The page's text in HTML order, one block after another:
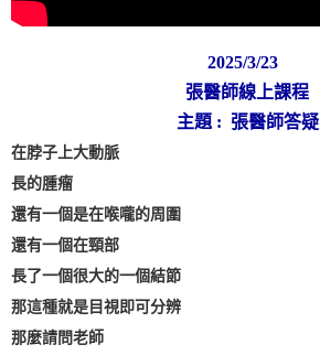
2025/3/23
張醫師線上課程
主題 : 張醫師答疑
在脖子上大動脈
長的腫瘤
還有一個是在喉嚨的周圍
還有一個在頸部
長了一個很大的一個結節
那這種就是目視即可分辨
那麼請問老師